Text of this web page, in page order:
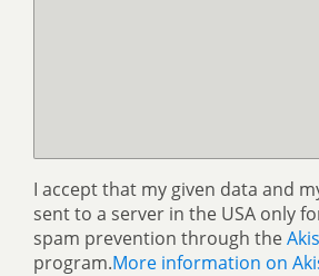
I accept that my given data and
sent to a server in the USA only
spam prevention through the
program.More information on